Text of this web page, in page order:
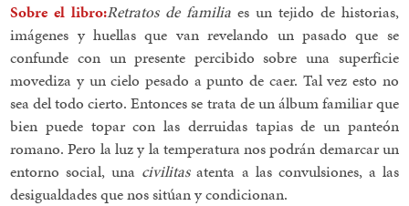
Sobre el libro:Retratos de familia es un tejido de historias,
imágenes y huellas que van revelando un pasado que se
confunde con un presente percibido sobre una superficie
movediza y un cielo pesado a punto de caer. Tal vez esto no
sea del todo cierto. Entonces se trata de un álbum familiar que
bien puede topar con las derruidas tapias de un panteón
romano. Pero la luz y la temperatura nos podrán demarcar un
entorno social, una civilitasatenta a las convulsiones, a las
desigualdades que nos sitúan y condicionan.